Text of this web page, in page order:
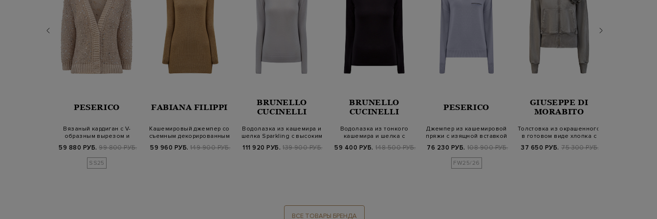
PESERICO
Вязаный кардиган с V-
образным вырезом и
59 880 РУБ. 99 800 РУБ.
SS25
FABIANA FILIPPI
Кашемировый джемпер со
съемным декорированным
59 960 РУБ. 149 900 РУБ.
BRUNELLO
CUCINELLI
Водолазка из кашемира и
шелка Sparkling с высоким
111 920 РУБ. 139 900 РУБ.
BRUNELLO
CUCINELLI
Водолазка из тонкого
кашемира и шелка с
59 400 РУБ. 148 500 РУБ.
PESERICO
Джемпер из кашемировой
пряжи с изящной вставкой
76 230 РУБ. 108 900 РУБ.
FW25/26
GIUSEPPE DI
MORABITO
Толстовка из окрашенного
в готовом виде хлопка с
37 650 РУБ. 75 300 РУБ.
ВСЕ ТОВАРЫ БРЕНДА